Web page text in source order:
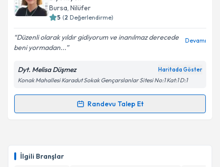
İlgili Branşlar
takvim hazırlandığında e-posta ile bilgilendireceğiz.
Kişisel verilerimin işlenmesine ilişkin
Aydınlatma
Metni'ni okudum ve kişisel verilerimin belirtilen
kapsamda işlenmesini kabul ediyorum.
Bursa, Nilüfer
5 (2 Değerlendirme)
Düzenli olarak yıldır gidiyorum ve inanılmaz derecede
beni yormadan...
Devamı
Dyt. Melisa Düşmez Haritada Göster
Konak Mahallesi Karadut Sokak Gençarslanlar Sitesi No:1 Kat:1 D:1
Randevu Talep Et
Randevu Takvimi Talebi
takvim hazırlandığında e-posta ile bilgilendireceğiz.